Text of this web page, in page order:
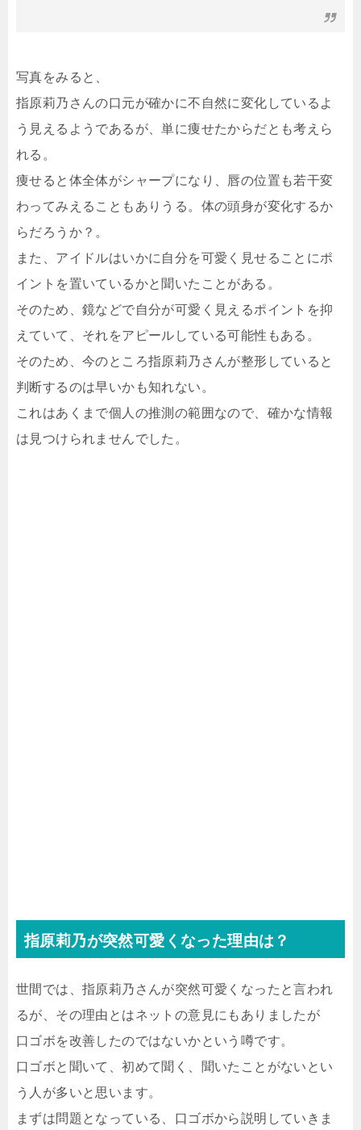
写真をみると、
指原莉乃さんの口元が確かに不自然に変化しているよ
う見えるようであるが、単に痩せたからだとも考えら
れる。
痩せると体全体がシャープになり、唇の位置も若干変
わってみえることもありうる。体の頭身が変化するか
らだろうか？。
また、アイドルはいかに自分を可愛く見せることにポ
イントを置いているかと聞いたことがある。
そのため、鏡などで自分が可愛く見えるポイントを抑
えていて、それをアピールしている可能性もある。
そのため、今のところ指原莉乃さんが整形していると
判断するのは早いかも知れない。
これはあくまで個人の推測の範囲なので、確かな情報
は見つけられませんでした。
指原莉乃が突然可愛くなった理由は？
世間では、指原莉乃さんが突然可愛くなったと言われ
るが、その理由とはネットの意見にもありましたが
口ゴボを改善したのではないかという噂です。
口ゴボと聞いて、初めて聞く、聞いたことがないとい
う人が多いと思います。
まずは問題となっている、口ゴボから説明していきま